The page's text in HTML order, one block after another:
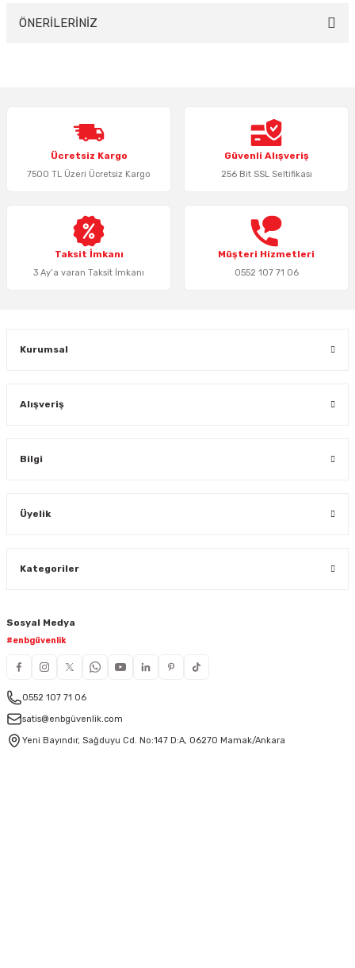
ÖNERİLERİNİZ
Ürün resmi kalitesiz, bozuk veya görüntülenemiyor.
Ürün açıklamasında eksik bilgiler bulunuyor.
Ürün bilgilerinde hatalar bulunuyor.
Bu ürüne benzer farklı alternatifler olmalı.
Ücretsiz Kargo
7500 TL Üzeri Ücretsiz Kargo
Güvenli Alışveriş
256 Bit SSL Seltifikası
Taksit İmkanı
3 Ay’a varan Taksit İmkanı
Müşteri Hizmetleri
0552 107 71 06
Kurumsal
Alışveriş
Bilgi
Üyelik
Kategoriler
Sosyal Medya
#enbgüvenlik
0552 107 71 06
satis@enbgüvenlik.com
Yeni Bayındır, Sağduyu Cd. No:147 D:A, 06270 Mamak/Ankara